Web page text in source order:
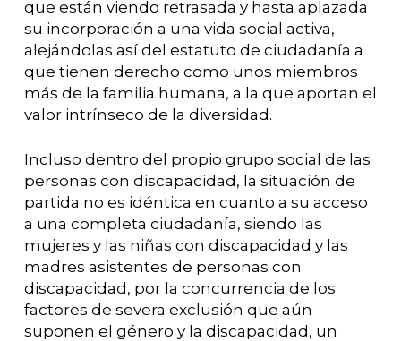
que están viendo retrasada y hasta aplazada
su incorporación a una vida social activa,
alejándolas así del estatuto de ciudadanía a
que tienen derecho como unos miembros
más de la familia humana, a la que aportan el
valor intrínseco de la diversidad.
Incluso dentro del propio grupo social de las
personas con discapacidad, la situación de
partida no es idéntica en cuanto a su acceso
a una completa ciudadanía, siendo las
mujeres y las niñas con discapacidad y las
madres asistentes de personas con
discapacidad, por la concurrencia de los
factores de severa exclusión que aún
suponen el género y la discapacidad, un